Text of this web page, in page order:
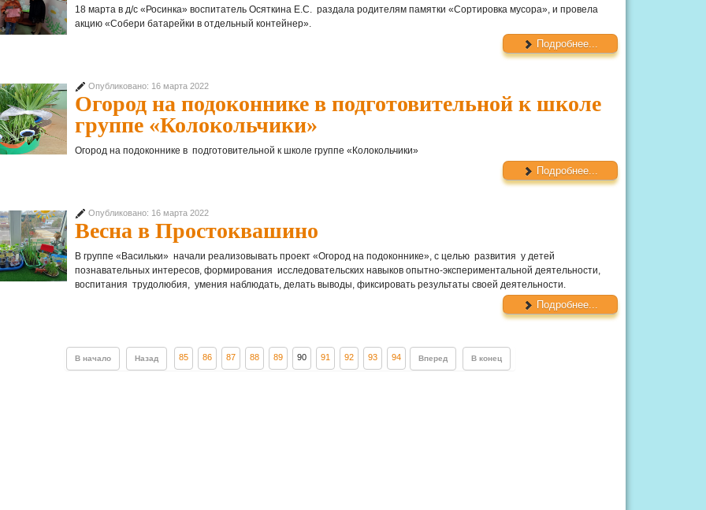
18 марта в д/с «Росинка» воспитатель Осяткина Е.С. раздала родителям памятки «Сортировка мусора», и провела
акцию «Собери батарейки в отдельный контейнер».
Подробнее...
Опубликовано: 16 марта 2022
Огород на подоконнике в подготовительной к школе
группе «Колокольчики»
Огород на подоконнике в подготовительной к школе группе «Колокольчики»
Подробнее...
Опубликовано: 16 марта 2022
Весна в Простоквашино
В группе «Васильки» начали реализовывать проект «Огород на подоконнике», с целью развития у детей
познавательных интересов, формирования исследовательских навыков опытно-экспериментальной деятельности,
воспитания трудолюбия, умения наблюдать, делать выводы, фиксировать результаты своей деятельности.
Подробнее...
В начало Назад 85 86 87 88 89 90 91 92 93 94 Вперед В конец